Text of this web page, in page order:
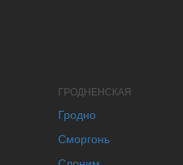
ГРОДНЕНСКАЯ
Гродно
Сморгонь